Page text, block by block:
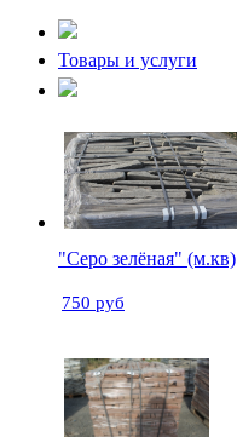
Товары и услуги
"Серо зелёная" (м.кв)
750 руб